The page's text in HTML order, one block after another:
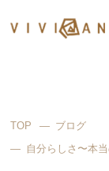
TOP
ブログ
自分らしさ〜本